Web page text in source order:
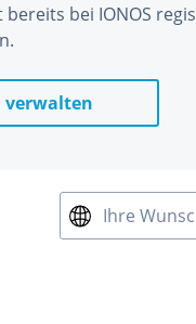
bereits bei IONOS
verwalten
Ihre